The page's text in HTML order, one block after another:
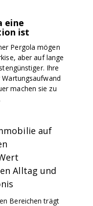
eine
ist
Pergola mögen
aber auf lange
Ihre
machen sie zu
auf
Alltag und
Bereichen trägt